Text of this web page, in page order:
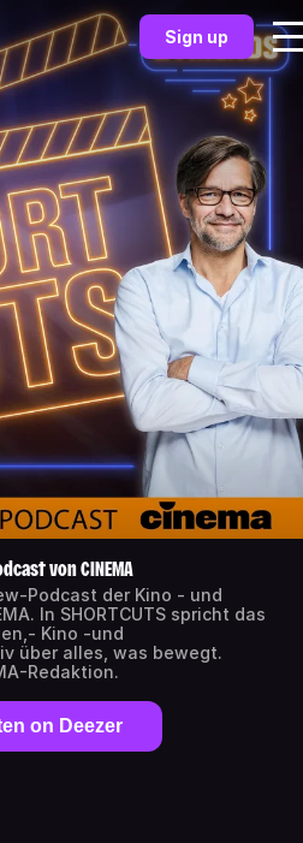
Sign up
von CINEMA
Podcast der Kino - und
In SHORTCUTS spricht das
Kino -und
über alles, was bewegt.
Redaktion.
on Deezer